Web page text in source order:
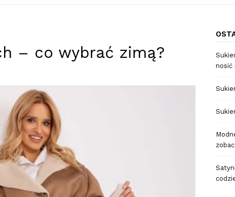
– co wybrać zimą?
nosić